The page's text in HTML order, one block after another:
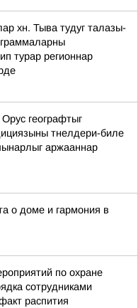
хн. Тыва тудуг талазы-
турар регионнар
географтыг
тнелдери-биле
аржааннар
о доме и гармония в
по охране
сотрудниками
распития